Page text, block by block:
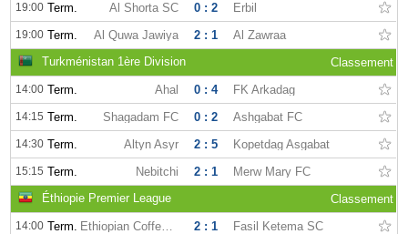
19:00 Term. Al Shorta SC 0 : 2 Erbil
19:00 Term. Al Quwa Jawiya 2 : 1
Al Zawraa
Turkménistan 1ère Division
Classement
14:00 Term. Ahal 0 : 4 FK Arkadag
14:15 Term. Shagadam FC 0 : 2 Ashgabat FC
14:30 Term. Altyn Asyr 2 : 5 Kopetdag Asgabat
15:15 Term. Nebitchi 2 : 1
Merw Mary FC
Éthiopie Premier League
Classement
14:00 Term. Ethiopian Coffee SC 2 : 1 Fasil Ketema SC